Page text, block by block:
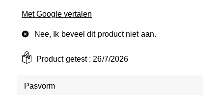
Met Google vertalen
Nee, Ik beveel dit product niet aan.
Product getest :26/7/2026
Pasvorm